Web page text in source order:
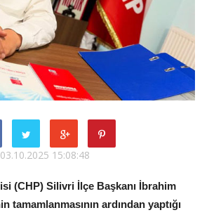
03.10.2025 15:08:48
(CHP) Silivri İlçe Başkanı İbrahim
tamamlanmasının ardından yaptığı